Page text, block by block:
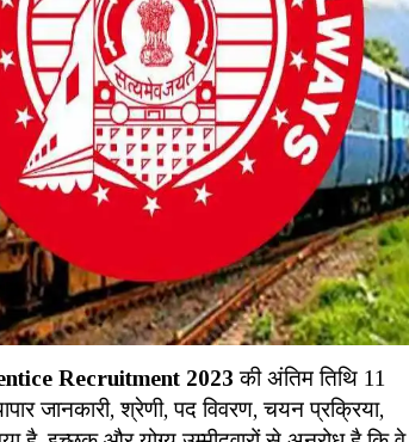
Recruitment 2023 की अंतिम तिथि 11
जानकारी, श्रेणी, पद विवरण, चयन प्रक्रिया,